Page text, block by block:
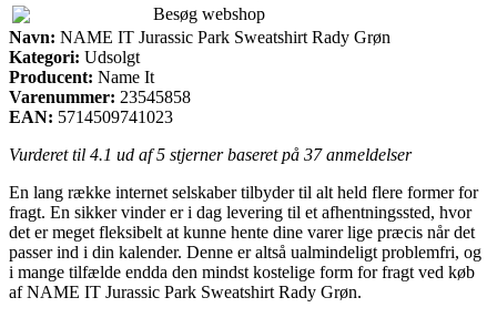
Besøg webshop
Navn: NAME IT Jurassic Park Sweatshirt Rady Grøn
Kategori: Udsolgt
Producent: Name It
Varenummer: 23545858
EAN: 5714509741023
Vurderet til 4.1 ud af 5 stjerner baseret på 37anmeldelser
En lang række internet selskaber tilbyder til alt held flere former for
fragt. En sikker vinder er i dag levering til et afhentningssted, hvor
det er meget fleksibelt at kunne hente dine varer lige præcis når det
passer ind i din kalender. Denne er altså ualmindeligt problemfri, og
i mange tilfælde endda den mindst kostelige form for fragt ved køb
af NAME IT Jurassic Park Sweatshirt Rady Grøn.